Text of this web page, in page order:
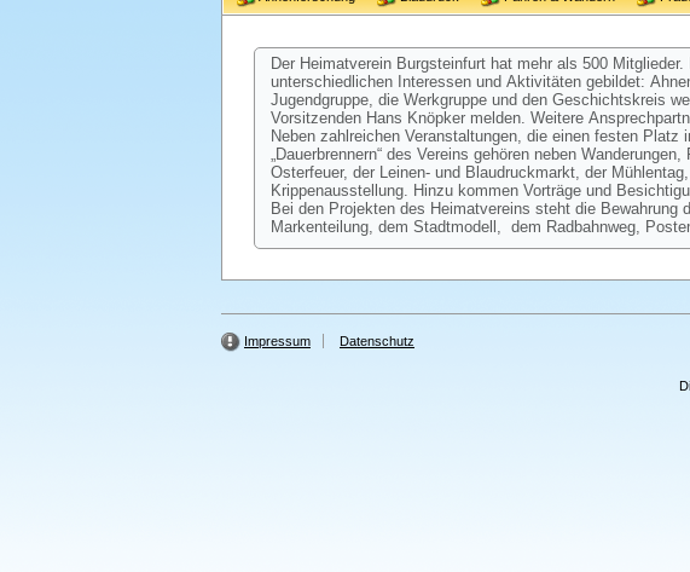
Der Heimatverein Burgsteinfurt hat mehr als 500
unterschiedlichen Interessen und Aktivitäten gebildet:
Jugendgruppe, die Werkgruppe und den Geschichtskreis
Vorsitzenden Hans Knöpker melden. Weitere
Neben zahlreichen Veranstaltungen, die einen festen
„Dauerbrennern“ des Vereins gehören neben
Osterfeuer, der Leinen- und Blaudruckmarkt, der
Krippenausstellung. Hinzu kommen Vorträge und
Bei den Projekten des Heimatvereins steht die
Markenteilung, dem Stadtmodell, dem Radbahnweg,
Impressum Datenschutz